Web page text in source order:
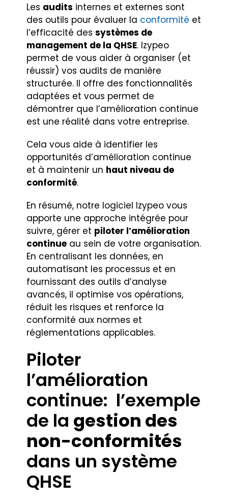
Les audits internes et externes sont
des outils pour évaluer la conformité et
l’efficacité dessystèmes de
management de la QHSE. Izypeo
permet de vous aider à organiser (et
réussir) vos audits de manière
structurée. Il offre des fonctionnalités
adaptées et vous permet de
démontrer que l’amélioration continue
est une réalité dans votre entreprise.
Cela vous aide à identifier les
opportunités d’amélioration continue
et à maintenir un haut niveau de
conformité.
En résumé, notre logiciel Izypeo vous
apporte une approche intégrée pour
suivre, gérer et piloter l’amélioration
continue au sein de votre organisation.
En centralisant les données, en
automatisant les processus et en
fournissant des outils d’analyse
avancés, il optimise vos opérations,
réduit les risques et renforce la
conformité aux normes et
réglementations applicables.
Piloter
l’amélioration
continue: l’exemple
de la gestion des
non-conformités
dans un système
QHSE